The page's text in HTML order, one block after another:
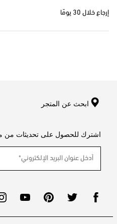
إرجاع خلال 30 يومًا
ابحث عن المتجر
اشترك للحصول على تحديثات من